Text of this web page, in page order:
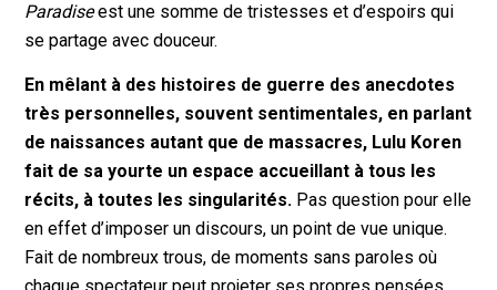
Paradiseest une somme de tristesses et d’espoirs qui
se partage avec douceur.
En mêlant à des histoires de guerre des anecdotes
très personnelles, souvent sentimentales, en parlant
de naissances autant que de massacres, Lulu Koren
fait de sa yourte un espace accueillant à tous les
récits, à toutes les singularités. Pas question pour elle
en effet d’imposer un discours, un point de vue unique.
Fait de nombreux trous, de moments sans paroles où